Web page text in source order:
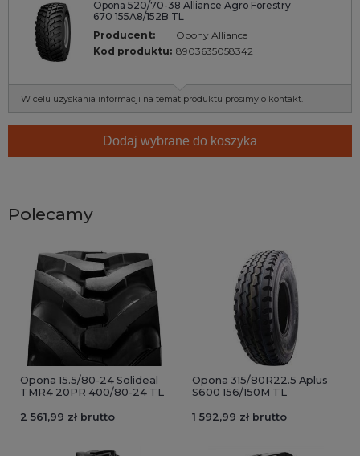
Opona 520/70-38 Alliance Agro Forestry
670 155A8/152B TL
Producent:
Opony Alliance
Kod produktu: 8903635058342
W celu uzyskania informacji na temat produktu prosimy o kontakt.
Dodaj wybrane do koszyka
Polecamy
Opona 15.5/80-24 Solideal
TMR4 20PR 400/80-24 TL
2 561,99 zł brutto
Opona 315/80R22.5 Aplus
S600 156/150M TL
1 592,99 zł brutto